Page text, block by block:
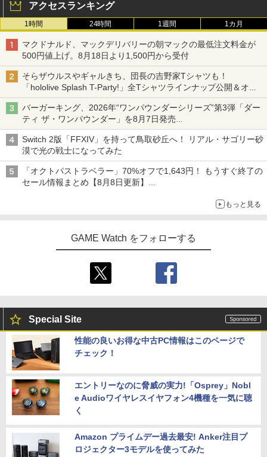
アクセスランキング
1時間 24時間 1週間 1カ月
マクドナルド、マックデリバリーの朝マックの最低注文料金が
500円値上げ。8月18日より1,500円から受付
そらザウルスやギャルきち、団長の吉野家Tシャツも！
「hololive Splash T-Party!」全Tシャツラインナップ公開＆オン
ライン販売開始
バーガーキング、2026年“ワンパウンダーシリーズ”第3弾「ダー
ティ ザ・ワンパウンダー」を8月7日発売
「特製ガーリックマヨソース」を使用した超大型チーズバーガー
Switch 2版「FFXIV」を持って鳥取砂丘へ！ リアル・サゴリー砂
漠で光の戦士になってみた
「オクトパストラベラー」70%オフで1,643円！ もうすぐ終了の
セール情報まとめ【8月8日更新】
もっと見る
GAME Watch をフォローする
Special Site
性能の良いお得な中古PC情報はこのページで
チェック！
エントリーなのに脅威の実力!「Osprey」Nobl
e Audioワイヤレスイヤフォン4機種を一気に聴
く
Amazon プライムデー過去最安! Anker注目プ
ロジェクター3モデルを使ってみた